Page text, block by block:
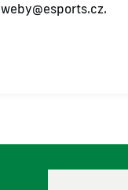
weby@esports.cz.